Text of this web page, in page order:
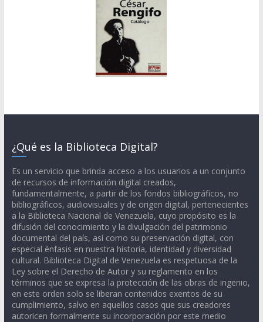
¿Qué es la Biblioteca Digital?
Es un servicio que brinda acceso a los usuarios a un conjunto
de recursos de información digital creados,
fundamentalmente, a partir de los fondos bibliográficos, no
bibliográficos, audiovisuales y de origen digital, pertenecientes
a la Biblioteca Nacional de Venezuela, cuyo propósito es la
difusión del conocimiento y la divulgación del patrimonio
documental del país, así como su preservación digital, con
especial énfasis en nuestra historia, identidad y diversidad
cultural. Biblioteca Digital de Venezuela es respetuosa de la
Ley sobre el Derecho de Autor y su reglamento en los
términos que se expresa la protección de las obras de ingenio,
en este orden solo se liberan contenidos exentos de su
cumplimiento, salvo en aquellos casos que sus creadores
autoricen formalmente su incorporación por este medio